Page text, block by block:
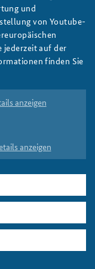
BAKS
gestalten
and Security
perspective.
Jordan and the
,2026
weather events
FAQ
Drucken
und
von Youtube-
jederzeit auf der
finden Sie
anzeigen
anzeigen